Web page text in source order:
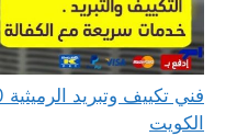
الكويت